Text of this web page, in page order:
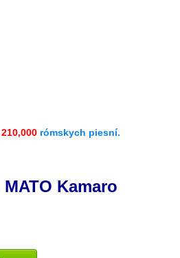
210,000 rómskych piesní.
Kamaro